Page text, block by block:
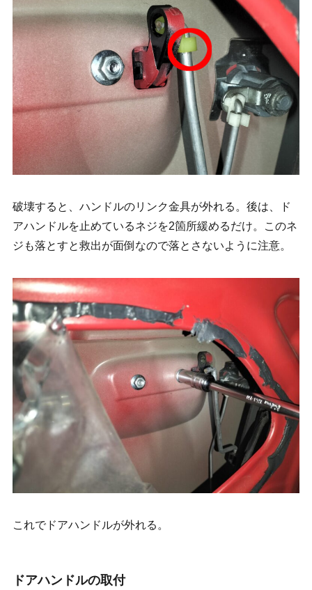
破壊すると、ハンドルのリンク金具が外れる。後は、ド
アハンドルを止めているネジを2箇所緩めるだけ。このネ
ジも落とすと救出が面倒なので落とさないように注意。
これでドアハンドルが外れる。
ドアハンドルの取付